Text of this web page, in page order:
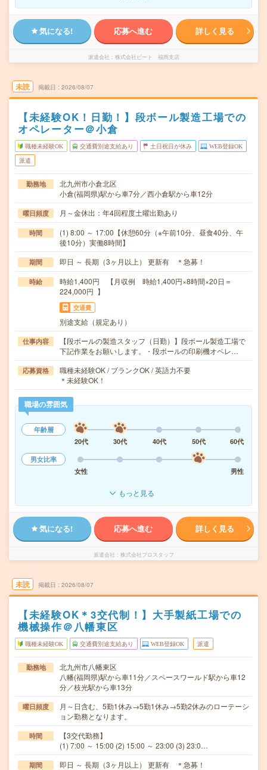
気になる! 応募へ進む 詳しく見る
派遣会社 株式会社ビート 福岡支店
未読 掲載日 2026/08/07
【未経験OK！日勤！】段ボール製造工場での
オペレーター＠小倉
職種未経験OK 交通費別途支給あり 土日祝日が休み WEB登録OK
派遣
勤務地
北九州市小倉北区
小倉(福岡県)駅から車7分／西小倉駅から車12分
曜日頻度 月～金休出：年4回程度土曜出勤あり
時間
(1) 8:00 ～ 17:00【休憩60分（※午前10分、昼食40分、午
後10分）実働8時間】
期間 即日 ～ 長期（3ヶ月以上） 更新有 ＊急募！
時給
時給1,400円 【月収例 時給1,400円×8時間×20日＝
224,000円 】
交通費
別途支給（規定あり）
仕事内容
【段ボールの製造スタッフ（日勤）】段ボール製造工場で
下記作業をお願いします。・段ボールの印刷機オペレ…
応募資格
職種未経験OK / ブランクOK / 英語力不要
＊未経験OK！
職場の雰囲気
年齢層
20代
30代 40代 50代
60代
男女比率
女性
男性
もっと見る
気になる! 応募へ進む 詳しく見る
派遣会社 株式会社プロスタッフ
未読 掲載日 2026/08/07
【未経験OK＊3交代制！】大手製紙工場での
機械操作＠八幡東区
職種未経験OK 交通費別途支給あり WEB登録OK 派遣
勤務地
北九州市八幡東区
八幡(福岡県)駅から車11分／スペースワールド駅から車12
分／枝光駅から車13分
曜日頻度
月～日含む、5勤1休み→5勤1休み→5勤2休みのローテーシ
ョン勤務となります。
時間
【3交代勤務】
(1) 7:00 ～ 15:00 (2) 15:00 ～ 23:00 (3) 23:0…
期間 即日 ～ 長期（3ヶ月以上） 更新有 ＊急募！